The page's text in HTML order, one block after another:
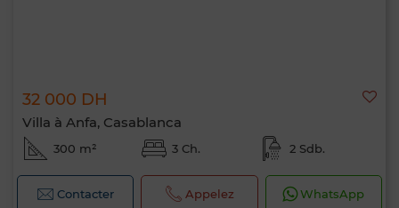
32 000 DH
Villa à Anfa, Casablanca
300 m² 3 Ch. 2 Sdb.
Contacter Appelez WhatsApp